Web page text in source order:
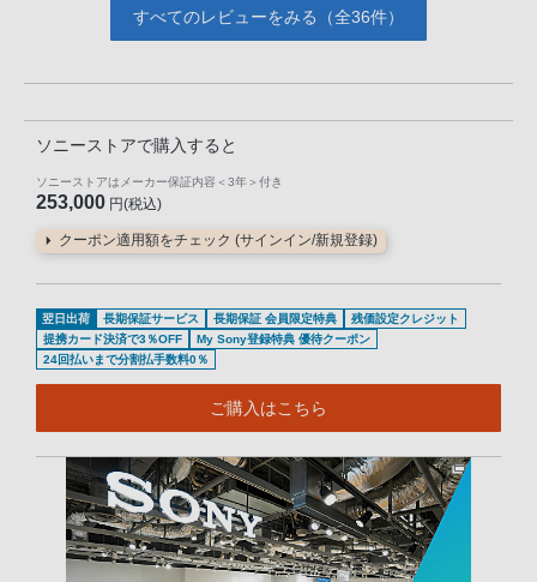
すべてのレビューをみる（全36件）
ソニーストアで購入すると
ソニーストアはメーカー保証内容 ＜3年＞ 付き
253,000 円(税込)
クーポン適用額をチェック (サインイン/新規登録)
翌日出荷 長期保証サービス 長期保証 会員限定特典
残価設定クレジット
提携カード決済で3％OFF
My Sony登録特典 優待クーポン
24回払いまで分割払手数料0％
ご購入はこちら